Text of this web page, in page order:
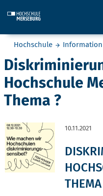
Sie befinden sich hier:
Hochschule Information
Hochschule
Thema ?
10.11.2021